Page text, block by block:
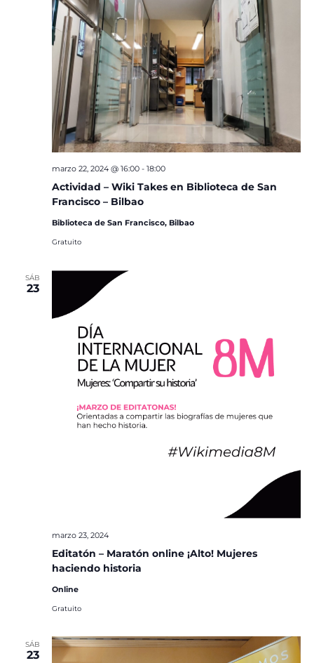
Actividad – Wiki Takes en Biblioteca de San
Francisco – Bilbao
marzo 22, 2024 @ 16:00- 18:00
Biblioteca de San Francisco, Bilbao
Gratuito
SÁB
23
Editatón – Maratón online ¡Alto! Mujeres
haciendo historia
marzo 23, 2024
Online
Gratuito
SÁB
23